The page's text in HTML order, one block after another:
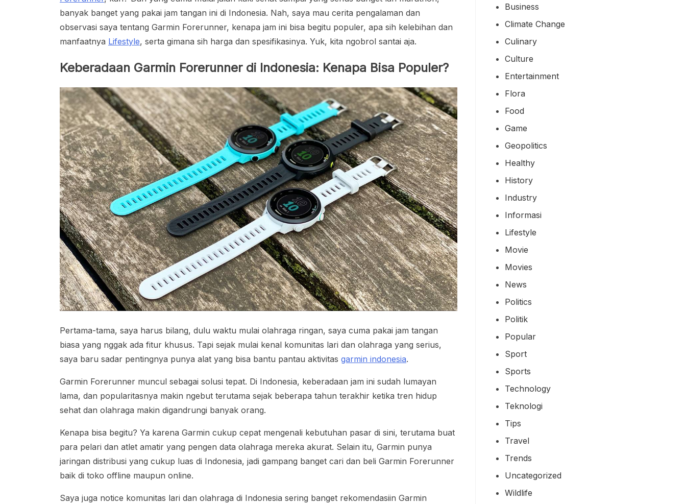
banyak banget yang pakai jam tangan ini di Indonesia. Nah, saya mau cerita pengalaman dan
observasi saya tentang Garmin Forerunner, kenapa jam ini bisa begitu populer, apa sih kelebihan dan
manfaatnya Lifestyle, serta gimana sih harga dan spesifikasinya. Yuk, kita ngobrol santai aja.
Keberadaan Garmin Forerunner di Indonesia: Kenapa Bisa Populer?
Pertama-tama, saya harus bilang, dulu waktu mulai olahraga ringan, saya cuma pakai jam tangan
biasa yang nggak ada fitur khusus. Tapi sejak mulai kenal komunitas lari dan olahraga yang serius,
saya baru sadar pentingnya punya alat yang bisa bantu pantau aktivitas garmin indonesia.
Garmin Forerunner muncul sebagai solusi tepat. Di Indonesia, keberadaan jam ini sudah lumayan
lama, dan popularitasnya makin ngebut terutama sejak beberapa tahun terakhir ketika tren hidup
sehat dan olahraga makin digandrungi banyak orang.
Kenapa bisa begitu? Ya karena Garmin cukup cepat mengenali kebutuhan pasar di sini, terutama buat
para pelari dan atlet amatir yang pengen data olahraga mereka akurat. Selain itu, Garmin punya
jaringan distribusi yang cukup luas di Indonesia, jadi gampang banget cari dan beli Garmin Forerunner
baik di toko offline maupun online.
Saya juga notice komunitas lari dan olahraga di Indonesia sering banget rekomendasiin Garmin
Business
Climate Change
Culinary
Culture
Entertainment
Flora
Food
Game
Geopolitics
Healthy
History
Industry
Informasi
Lifestyle
Movie
Movies
News
Politics
Politik
Popular
Sport
Sports
Technology
Teknologi
Tips
Travel
Trends
Uncategorized
Wildlife